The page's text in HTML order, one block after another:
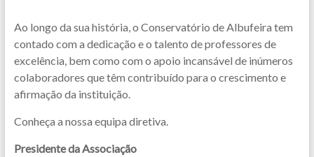
Ao longo da sua história, o Conservatório de Albufeira tem
contado com a dedicação e o talento de professores de
excelência, bem como com o apoio incansável de inúmeros
colaboradores que têm contribuído para o crescimento e
afirmação da instituição.
Conheça a nossa equipa diretiva.
Presidente da Associação